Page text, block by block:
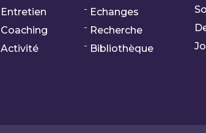
Entretien
Coaching
Activité
Echanges
Recherche
Bibliothèque